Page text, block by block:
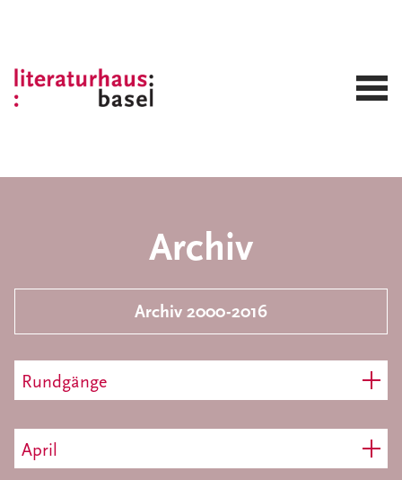
Archiv
Archiv 2000-2016
Rundgänge
April